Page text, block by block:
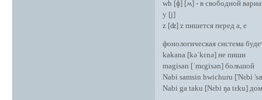
wh [ɸ] [ʍ] - в свободной
y [j]
z [ʣ] z пишется перед a, e
фонологическая система
kakana [kəˈkɛnə] не пиши
magisan [ˈmɛgisən] большой
Nabi samsin hwichuru ['Nɛbi
Nabi ga taku [Nɛbi ŋa tɛku]